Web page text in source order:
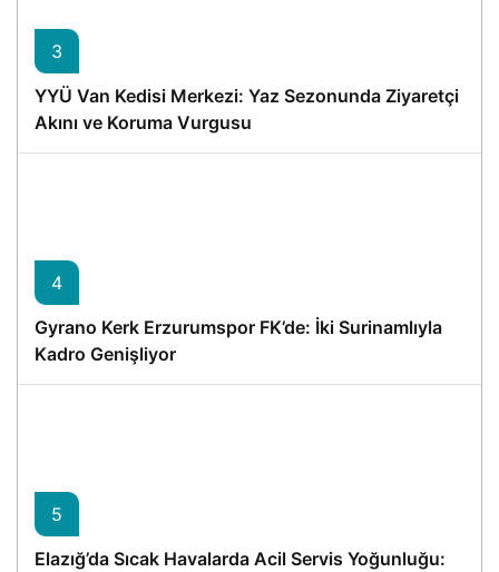
3
YYÜ Van Kedisi Merkezi: Yaz Sezonunda Ziyaretçi
Akını ve Koruma Vurgusu
4
Gyrano Kerk Erzurumspor FK’de: İki Surinamlıyla
Kadro Genişliyor
5
Elazığ’da Sıcak Havalarda Acil Servis Yoğunluğu: